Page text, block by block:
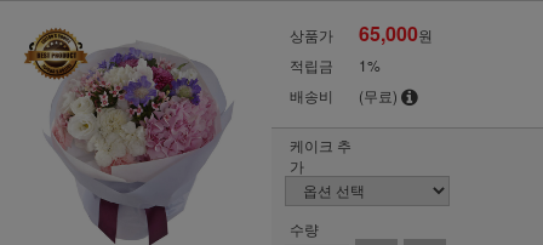
상품가 65,000원
적립금
1%
배송비
(무료)
케이크 추
가
수량